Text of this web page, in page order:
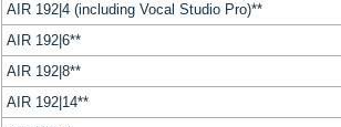
AIR 192|4 (including Vocal Studio Pro)**
AIR 192|6**
AIR 192|8**
AIR 192|14**